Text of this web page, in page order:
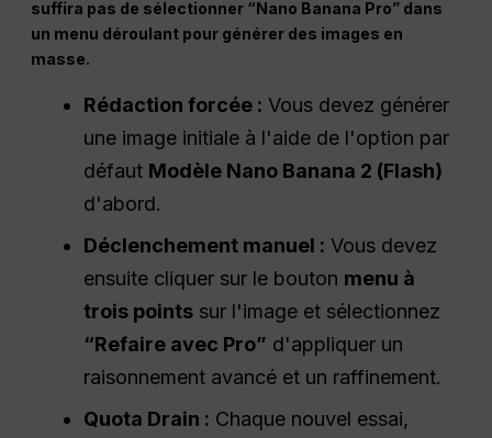
suffira pas de sélectionner “Nano Banana Pro” dans
un menu déroulant pour générer des images en
masse.
Rédaction forcée : Vous devez générer
une image initiale à l'aide de l'option par
défaut Modèle Nano Banana 2 (Flash)
d'abord.
Déclenchement manuel : Vous devez
ensuite cliquer sur le bouton menu à
trois points sur l'image et sélectionnez
“Refaire avec Pro” d'appliquer un
raisonnement avancé et un raffinement.
Quota Drain : Chaque nouvel essai,